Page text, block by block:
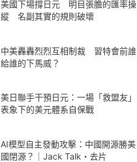
美國下場撐日元 明目張膽的匯率操
縱 名副其實的規則破壞
中美轟轟烈烈互相制裁 習特會前誰
給誰的下馬威？
美日聯手干預日元：一場「救盟友」
表象下的美元體系自保戰
AI模型自主發動攻擊：中國開源勝美
國閉源？｜Jack Talk・去片